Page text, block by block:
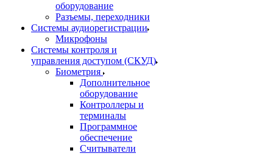
оборудование
Разъемы, переходники
Системы аудиорегистрации
Микрофоны
Системы контроля и
управления доступом (СКУД)
Биометрия
Дополнительное
оборудование
Контроллеры и
терминалы
Программное
обеспечение
Считыватели